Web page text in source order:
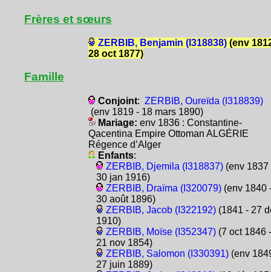
Frères et sœurs
ZERBIB, Benjamin (I318838)(env
28 oct 1877)
Famille
Conjoint: ZERBIB, Oureïda (I318839)
(env 1819 - 18 mars 1890)
Mariage: env 1836 : Constantine-
Qacentina Empire Ottoman ALGÉRIE
Régence d’Alger
Enfants:
ZERBIB, Djemila (I318837)(env 1837
30 jan 1916)
ZERBIB, Draïma (I320079)(env 1840
30 août 1896)
ZERBIB, Jacob (I322192)(1841 - 27
1910)
ZERBIB, Moïse (I352347)(7 oct 1846 -
21 nov 1854)
ZERBIB, Salomon (I330391)(env
27 juin 1889)